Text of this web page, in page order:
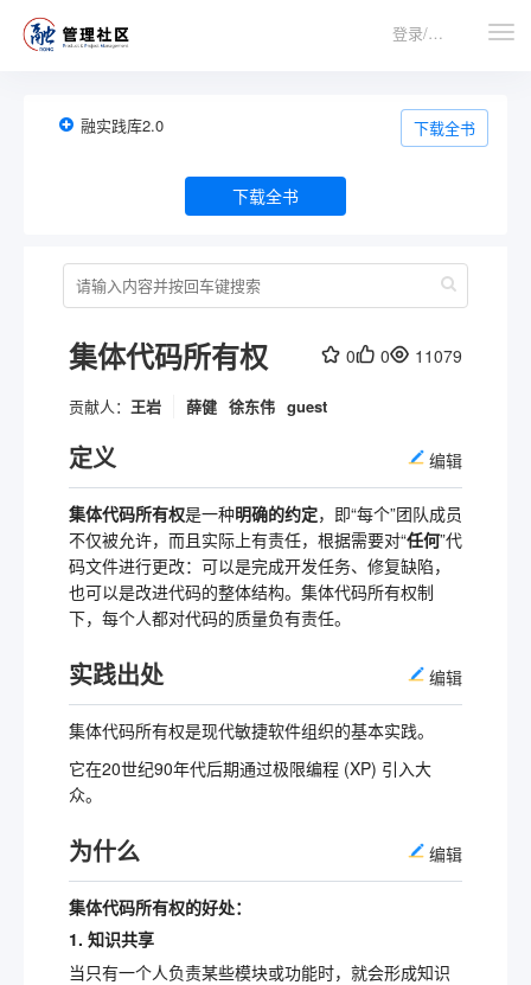
登录/注册
下载全书
融实践库2.0
下载全书
集体代码所有权 0 0 11079
贡献人： 王岩 薛健 徐东伟 guest
定义 编辑
集体代码所有权是一种明确的约定，即“每个”团队成员
不仅被允许，而且实际上有责任，根据需要对“任何”代
码文件进行更改：可以是完成开发任务、修复缺陷，
也可以是改进代码的整体结构。集体代码所有权制
下，每个人都对代码的质量负有责任。
实践出处 编辑
集体代码所有权是现代敏捷软件组织的基本实践。
它在20世纪90年代后期通过极限编程 (XP) 引入大
众。
为什么 编辑
集体代码所有权的好处：
1. 知识共享
当只有一个人负责某些模块或功能时，就会形成知识